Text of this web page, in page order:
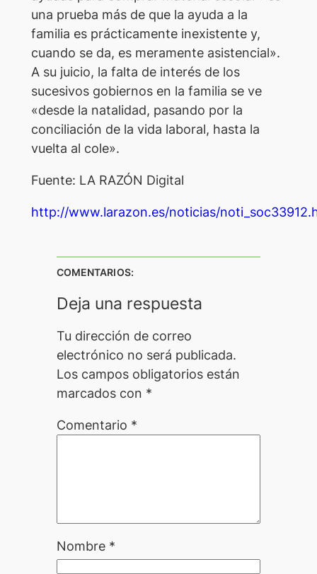
una prueba más de que la ayuda a la
familia es prácticamente inexistente y,
cuando se da, es meramente asistencial».
A su juicio, la falta de interés de los
sucesivos gobiernos en la familia se ve
«desde la natalidad, pasando por la
conciliación de la vida laboral, hasta la
vuelta al cole».
Fuente: LA RAZÓN Digital
http://www.larazon.es/noticias/
COMENTARIOS:
Deja una respuesta
Tu dirección de correo
electrónico no será publicada.
Los campos obligatorios están
marcados con *
Comentario *
Nombre *